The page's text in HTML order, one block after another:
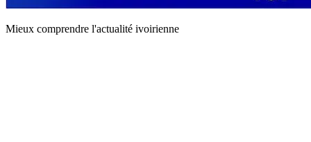
Mieux comprendre l'actualité ivoirienne